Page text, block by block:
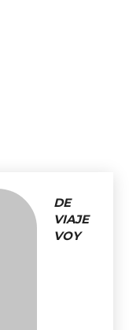
DE
VIAJE
VOY